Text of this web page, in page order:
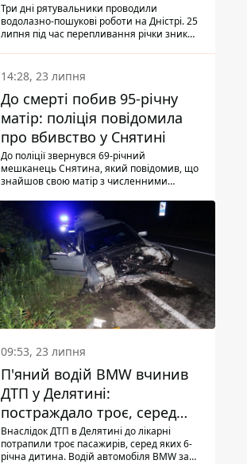
Три дні рятувальники проводили
водолазно-пошукові роботи на Дністрі. 25
липня під час перепливання річки зник
виявили тіло.
14:28, 23 липня
До смерті побив 95-річну
матір: поліція повідомила
про вбивство у Снятині
До поліції звернувся 69-річний
мешканець Снятина, який повідомив, що
знайшов свою матір з численними
з'ясували правоохоронці, ці травми жінці
наніс її син.
09:53, 23 липня
П'яний водій BMW вчинив
ДТП у Делятині:
постраждало троє, серед
них - дитина
Внаслідок ДТП в Делятині до лікарні
потрапили троє пасажирів, серед яких 6-
річна дитина. Водій автомобіля BMW за